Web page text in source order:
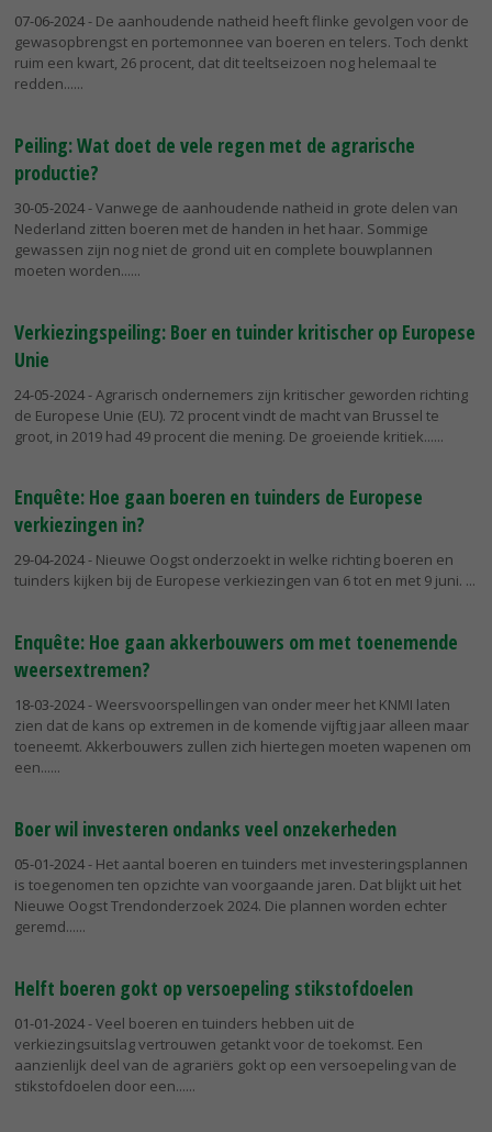
07-06-2024- De aanhoudende natheid heeft flinke gevolgen voor de
gewasopbrengst en portemonnee van boeren en telers. Toch denkt
ruim een kwart, 26 procent, dat dit teeltseizoen nog helemaal te
redden...
Peiling: Wat doet de vele regen met de agrarische
productie?
30-05-2024- Vanwege de aanhoudende natheid in grote delen van
Nederland zitten boeren met de handen in het haar. Sommige
gewassen zijn nog niet de grond uit en complete bouwplannen
moeten worden...
Verkiezingspeiling: Boer en tuinder kritischer op Europese
Unie
24-05-2024- Agrarisch ondernemers zijn kritischer geworden richting
de Europese Unie (EU). 72 procent vindt de macht van Brussel te
groot, in 2019 had 49 procent die mening. De groeiende kritiek...
Enquête: Hoe gaan boeren en tuinders de Europese
verkiezingen in?
29-04-2024- Nieuwe Oogst onderzoekt in welke richting boeren en
tuinders kijken bij de Europese verkiezingen van 6 tot en met 9 juni.
Enquête: Hoe gaan akkerbouwers om met toenemende
weersextremen?
18-03-2024- Weersvoorspellingen van onder meer het KNMI laten
zien dat de kans op extremen in de komende vijftig jaar alleen maar
toeneemt. Akkerbouwers zullen zich hiertegen moeten wapenen om
een...
Boer wil investeren ondanks veel onzekerheden
05-01-2024- Het aantal boeren en tuinders met investeringsplannen
is toegenomen ten opzichte van voorgaande jaren. Dat blijkt uit het
Nieuwe Oogst Trendonderzoek 2024. Die plannen worden echter
geremd...
Helft boeren gokt op versoepeling stikstofdoelen
01-01-2024- Veel boeren en tuinders hebben uit de
verkiezingsuitslag vertrouwen getankt voor de toekomst. Een
aanzienlijk deel van de agrariërs gokt op een versoepeling van de
stikstofdoelen door een...